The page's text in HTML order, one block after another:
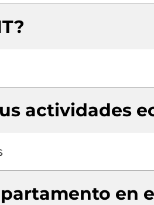
actividades
en